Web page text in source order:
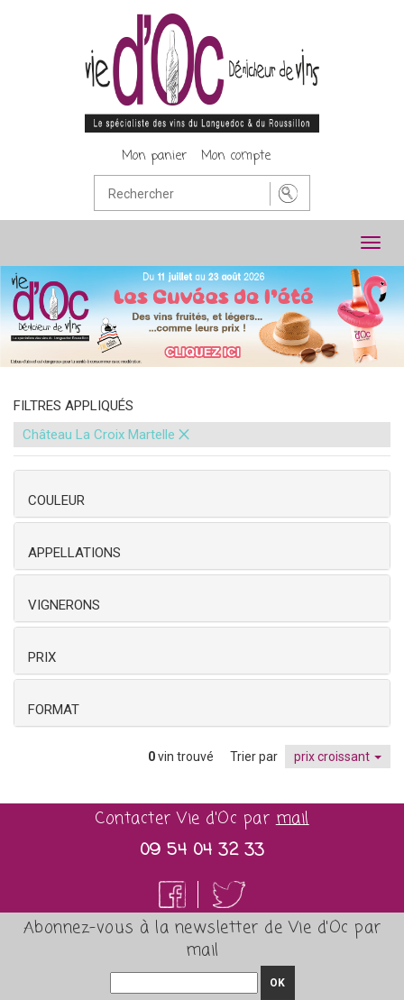
Mon panier Mon compte
FILTRES APPLIQUÉS
Château La Croix Martelle ×
COULEUR
APPELLATIONS
VIGNERONS
PRIX
FORMAT
0vin trouvé Trier par prix croissant
Contacter Vie d'Oc parmail
09 54 04 32 33
Abonnez-vous à la newsletter de Vie d'Oc par
mail
OK